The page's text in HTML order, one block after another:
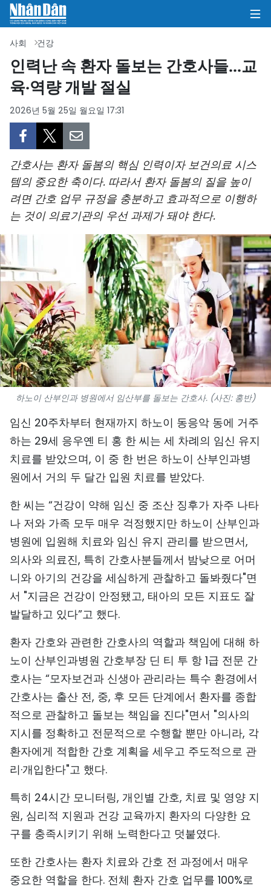
집
정치
비즈니스
사회
문화
스포츠
과학기술
여행
세계
사진
비디오
인포그래픽
회사 소개
TIẾNG VIỆT
ENGLISH
中文
FRANÇAIS
РУССКИЙ
ESPAÑOL
사회 건강
인력난 속 환자 돌보는 간호사들...교
육·역량 개발 절실
2026년 5월 25일 월요일 17:31
간호사는 환자 돌봄의 핵심 인력이자 보건의료 시스
템의 중요한 축이다. 따라서 환자 돌봄의 질을 높이
려면 간호 업무 규정을 충분하고 효과적으로 이행하
는 것이 의료기관의 우선 과제가 돼야 한다.
하노이 산부인과 병원에서 임산부를 돌보는 간호사. (사진: 홍반)
임신 20주차부터 현재까지 하노이 동응악 동에 거주
하는 29세 응우옌 티 홍 한 씨는 세 차례의 임신 유지
치료를 받았으며, 이 중 한 번은 하노이 산부인과병
원에서 거의 두 달간 입원 치료를 받았다.
한 씨는 “건강이 약해 임신 중 조산 징후가 자주 나타
나 저와 가족 모두 매우 걱정했지만 하노이 산부인과
병원에 입원해 치료와 임신 유지 관리를 받으면서,
의사와 의료진, 특히 간호사분들께서 밤낮으로 어머
니와 아기의 건강을 세심하게 관찰하고 돌봐줬다"면
서 "지금은 건강이 안정됐고, 태아의 모든 지표도 잘
발달하고 있다”고 했다.
환자 간호와 관련한 간호사의 역할과 책임에 대해 하
노이 산부인과병원 간호부장 딘 티 투 항 1급 전문 간
호사는 “모자보건과 신생아 관리라는 특수 환경에서
간호사는 출산 전, 중, 후 모든 단계에서 환자를 종합
적으로 관찰하고 돌보는 책임을 진다"면서 "의사의
지시를 정확하고 전문적으로 수행할 뿐만 아니라, 각
환자에게 적합한 간호 계획을 세우고 주도적으로 관
리·개입한다"고 했다.
특히 24시간 모니터링, 개인별 간호, 치료 및 영양 지
원, 심리적 지원과 건강 교육까지 환자의 다양한 요
구를 충족시키기 위해 노력한다고 덧붙였다.
또한 간호사는 환자 치료와 간호 전 과정에서 매우
중요한 역할을 한다. 전체 환자 간호 업무를 100%로